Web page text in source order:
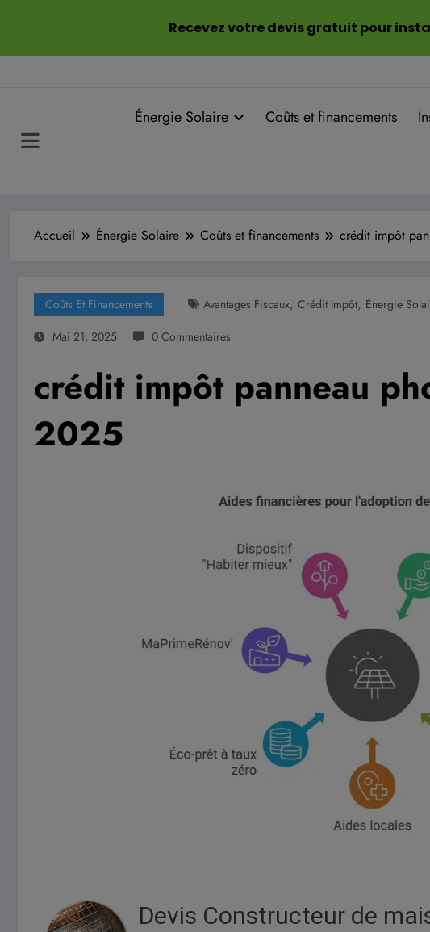
Énergie Solaire Coûts et financements
Accueil Énergie Solaire Coûts et financements crédit impôt
Coûts Et Financements Avantages Fiscaux, Crédit Impôt, Énergie
Mai 21, 2025
0 Commentaires
crédit impôt panneau
2025
Devis Constructeur de
Recevez votre devis gratuit pour